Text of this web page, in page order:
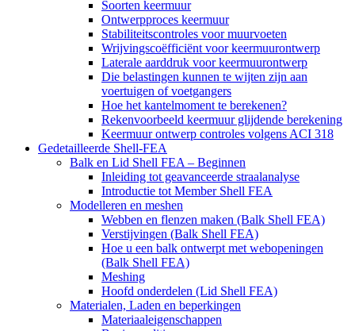
Soorten keermuur
Ontwerpproces keermuur
Stabiliteitscontroles voor muurvoeten
Wrijvingscoëfficiënt voor keermuurontwerp
Laterale aarddruk voor keermuurontwerp
Die belastingen kunnen te wijten zijn aan
voertuigen of voetgangers
Hoe het kantelmoment te berekenen?
Rekenvoorbeeld keermuur glijdende berekening
Keermuur ontwerp controles volgens ACI 318
Gedetailleerde Shell-FEA
Balk en Lid Shell FEA – Beginnen
Inleiding tot geavanceerde straalanalyse
Introductie tot Member Shell FEA
Modelleren en meshen
Webben en flenzen maken (Balk Shell FEA)
Verstijvingen (Balk Shell FEA)
Hoe u een balk ontwerpt met webopeningen
(Balk Shell FEA)
Meshing
Hoofd onderdelen (Lid Shell FEA)
Materialen, Laden en beperkingen
Materiaaleigenschappen